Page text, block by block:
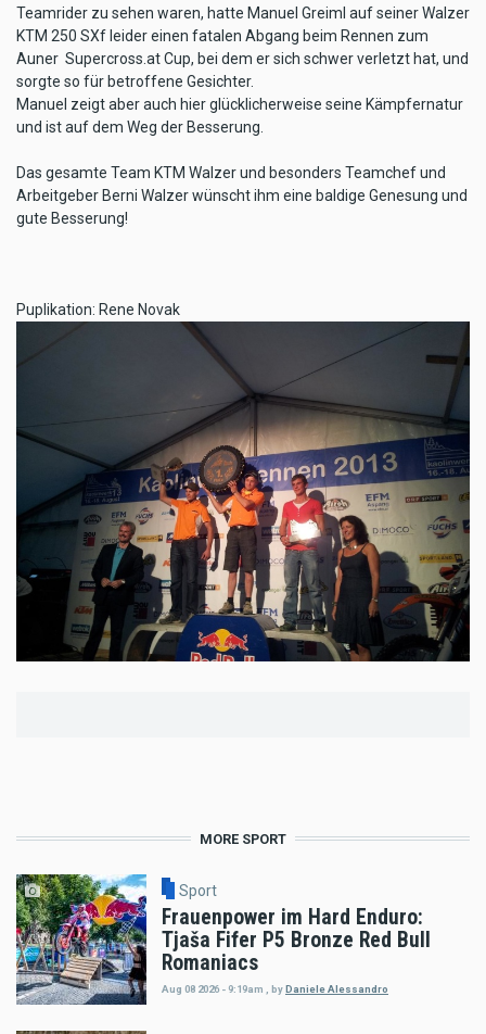
Teamrider zu sehen waren, hatte Manuel Greiml auf seiner Walzer
KTM 250 SXf leider einen fatalen Abgang beim Rennen zum
Auner  Supercross.at Cup, bei dem er sich schwer verletzt hat, und
sorgte so für betroffene Gesichter.
Manuel zeigt aber auch hier glücklicherweise seine Kämpfernatur
und ist auf dem Weg der Besserung.
Das gesamte Team KTM Walzer und besonders Teamchef und
Arbeitgeber Berni Walzer wünscht ihm eine baldige Genesung und
gute Besserung!
Puplikation: Rene Novak
MORE SPORT
Sport
Frauenpower im Hard Enduro:
Tjaša Fifer P5 Bronze Red Bull
Romaniacs
Aug 08 2026 - 9:19am byDaniele Alessandro